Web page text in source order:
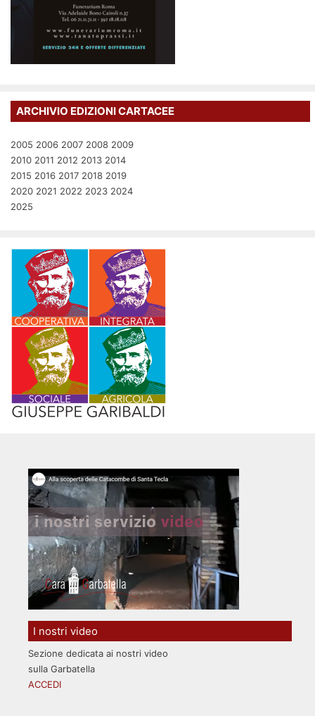
ARCHIVIO EDIZIONI CARTACEE
2005 2006 2007 2008 2009
2010 2011 2012 2013 2014
2015 2016 2017 2018 2019
2020 2021 2022 2023 2024
2025
I nostri video
Sezione dedicata ai nostri video
sulla Garbatella
ACCEDI